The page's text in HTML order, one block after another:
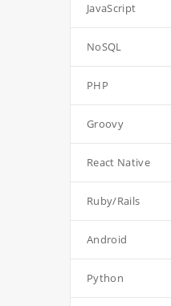
JavaScript
NoSQL
PHP
Groovy
React Native
Ruby/Rails
Android
Python